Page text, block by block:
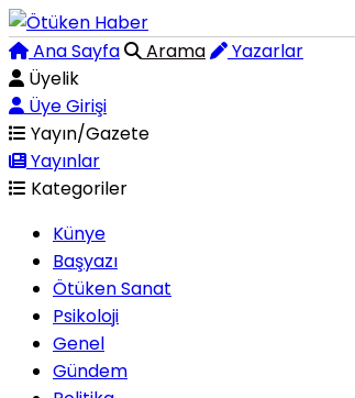
Ana Sayfa Arama
Yazarlar
Üyelik
Üye Girişi
Yayın/Gazete
Yayınlar
Kategoriler
Künye
Başyazı
Ötüken Sanat
Psikoloji
Genel
Gündem